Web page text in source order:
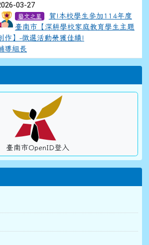
03-27
藝文之星
賀!本校學生參加114年度
臺南市【深耕學校家庭教育學生主題
作】-徵選活動榮獲佳績!
導組長
臺南市OpenID登入